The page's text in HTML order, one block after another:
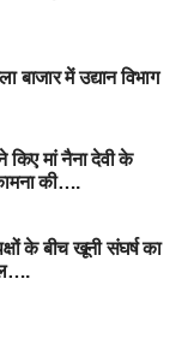
में उद्यान विभाग
किए मां नैना देवी के
की….
के बीच खूनी संघर्ष का